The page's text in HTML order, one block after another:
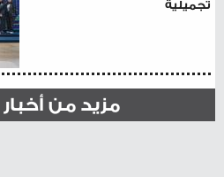
تجميلية
مزيد من